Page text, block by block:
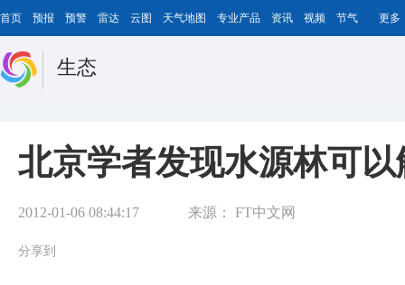
首页 预报 预警 雷达 云图 天气地图 专业产品 资讯 视频 节气 更多
生态
北京学者发现水源林可
2012-01-06 08:44:17 来源： FT中文网
分享到